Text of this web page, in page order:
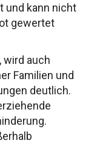
und kann nicht
gewertet
wird auch
Familien und
deutlich.